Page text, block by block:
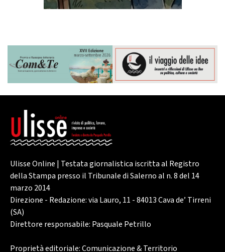
Ulisse Online | Testata giornalistica iscritta al Registro
della Stampa presso il Tribunale di Salerno al n. 8 del 14
marzo 2014
Direzione - Redazione: via Lauro, 11 - 84013 Cava de’ Tirreni
(SA)
Direttore responsabile: Pasquale Petrillo
Proprietà editoriale: Comunicazione & Territorio